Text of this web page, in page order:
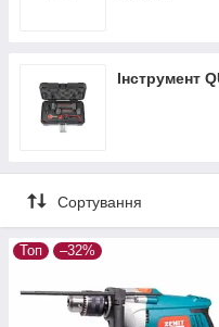
Інструмент
Сортування
Топ –32%